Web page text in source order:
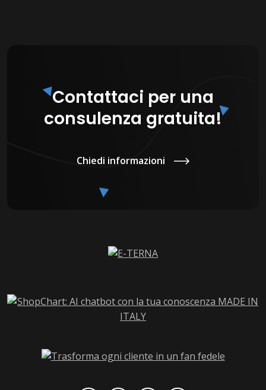
Contattaci per una
consulenza gratuita!
Chiedi informazioni